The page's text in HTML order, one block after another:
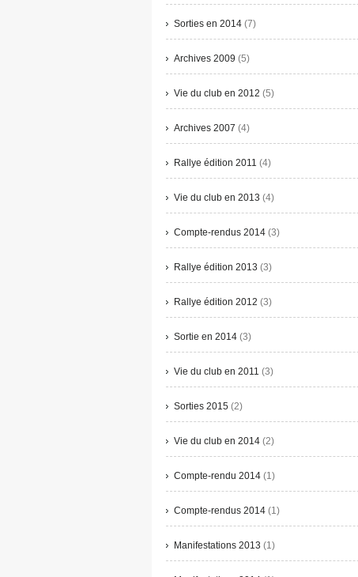
Sorties en 2014 (7)
Archives 2009 (5)
Vie du club en 2012 (5)
Archives 2007 (4)
Rallye édition 2011 (4)
Vie du club en 2013 (4)
Compte-rendus 2014 (3)
Rallye édition 2013 (3)
Rallye édition 2012 (3)
Sortie en 2014 (3)
Vie du club en 2011 (3)
Sorties 2015 (2)
Vie du club en 2014 (2)
Compte-rendu 2014 (1)
Compte-rendus 2014 (1)
Manifestations 2013 (1)